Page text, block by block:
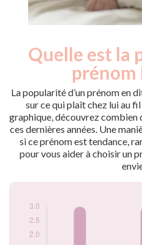
Quelle est la
prénom
La popularité d’un prénom en
sur ce qui plaît chez lui au
graphique, découvrez
ces dernières années. Une
si ce prénom est tendance,
pour vous aider à choisir un
Popularité du
prénom Rozan par
année
Année
Nouveaux-
nés
1965
3
1993
3